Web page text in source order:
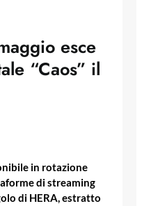
esce
“Caos” il
in rotazione
di streaming
di HERA, estratto